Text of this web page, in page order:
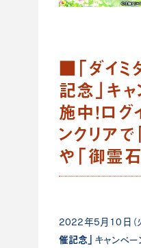
■「ダイミ
記念」キ
施中！ログ
ンクリアで
や「御霊石
2022年5月10日（火
催記念」 キャンペー